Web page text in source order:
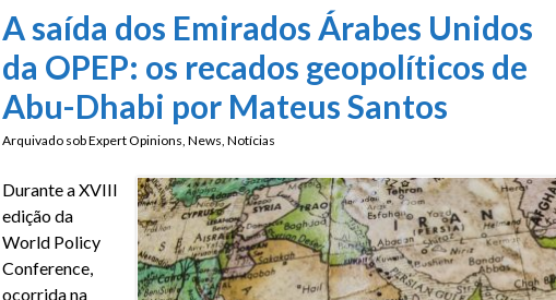
A saída dos Emirados Árabes Unidos
da OPEP: os recados geopolíticos de
Abu-Dhabi por Mateus Santos
Arquivado sobExpert Opinions, News, Notícias
Durante a XVIII
edição da
World Policy
Conference,
ocorrida na